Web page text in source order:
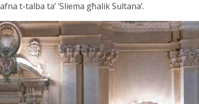
t-talba ta’ ‘Sliema għalik Sultana’.